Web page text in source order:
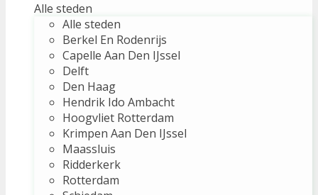
Alle steden
Alle steden
Berkel En Rodenrijs
Capelle Aan Den IJssel
Delft
Den Haag
Hendrik Ido Ambacht
Hoogvliet Rotterdam
Krimpen Aan Den IJssel
Maassluis
Ridderkerk
Rotterdam